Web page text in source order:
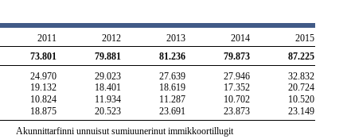
2011 2012 2013 2014
2015
73.801 79.881 81.236 79.873
87.225
24.970 29.023 27.639 27.946
32.832
19.132 18.401 18.619 17.352
20.724
10.824 11.934 11.287 10.702
10.520
18.875 20.523 23.691 23.873
23.149
Akunnittarfinni unnuisut sumiuunerinut immikkoortillugit